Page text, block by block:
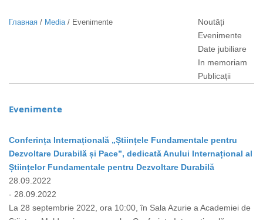
Главная / Media/ Evenimente
Noutăți
Evenimente
Date jubiliare
In memoriam
Publicații
Evenimente
Conferința Internațională „Științele Fundamentale pentru
Dezvoltare Durabilă și Pace”, dedicată Anului Internațional al
Științelor Fundamentale pentru Dezvoltare Durabilă
28.09.2022
- 28.09.2022
La 28 septembrie 2022, ora 10:00, în Sala Azurie a Academiei de